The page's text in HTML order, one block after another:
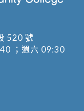
520 號
；週六 09:30